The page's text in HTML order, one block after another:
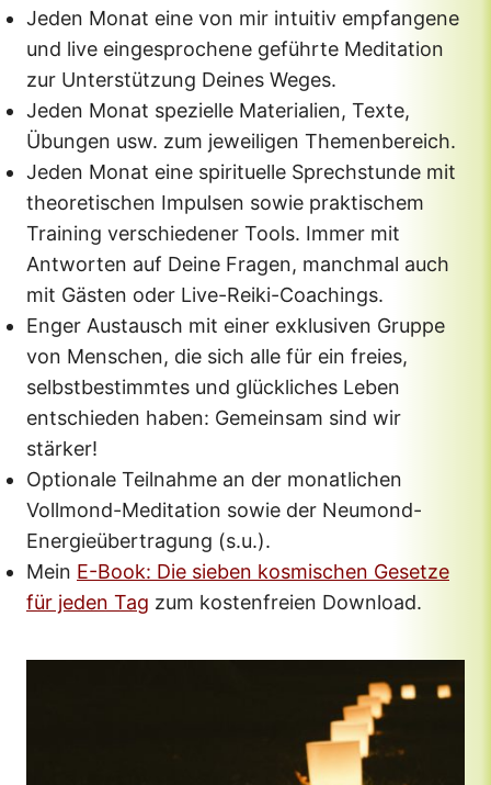
Jeden Monat eine von mir intuitiv empfangene
und live eingesprochene geführte Meditation
zur Unterstützung Deines Weges.
Jeden Monat spezielle Materialien, Texte,
Übungen usw. zum jeweiligen Themenbereich.
Jeden Monat eine spirituelle Sprechstunde mit
theoretischen Impulsen sowie praktischem
Training verschiedener Tools. Immer mit
Antworten auf Deine Fragen, manchmal auch
mit Gästen oder Live-Reiki-Coachings.
Enger Austausch mit einer exklusiven Gruppe
von Menschen, die sich alle für ein freies,
selbstbestimmtes und glückliches Leben
entschieden haben: Gemeinsam sind wir
stärker!
Optionale Teilnahme an der monatlichen
Vollmond-Meditation sowie der Neumond-
Energieübertragung (s.u.).
Mein E-Book: Die sieben kosmischen Gesetze
für jeden Tag zum kostenfreien Download.